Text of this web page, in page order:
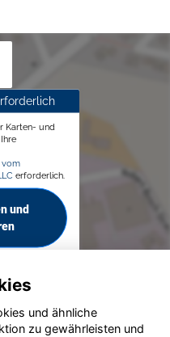
Karten- und
vom
erforderlich.
und
und ähnliche
zu gewährleisten und